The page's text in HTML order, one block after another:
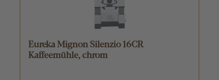
Eureka Mignon Silenzio 16CR
Kaffeemühle, chrom